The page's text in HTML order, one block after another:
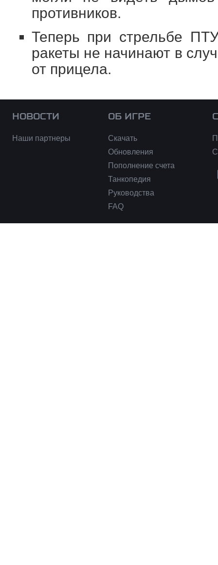
противников.
Теперь при стрельбе
ракеты не начинают в
от прицела.
НОВОСТИ
Наши партнеры
ОБ ИГРЕ
Скачать
Обновления
Пополнение счета
Танкопедия
Руководства
FAQ